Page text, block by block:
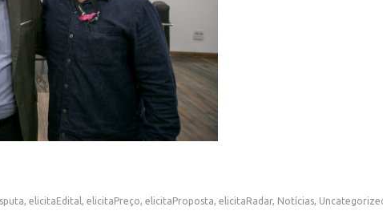
elicitaEdital elicitaPreço elicitaProposta elicitaRadar, Notícias